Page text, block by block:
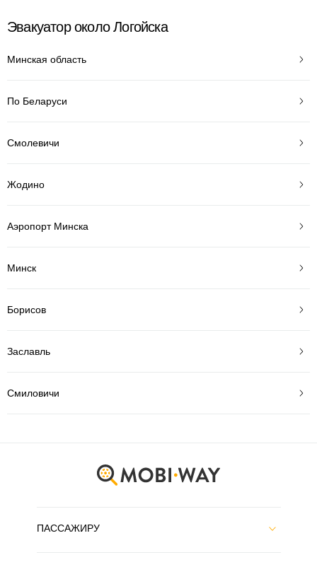
Эвакуатор около Логойска
Минская область
По Беларуси
Смолевичи
Жодино
Аэропорт Минска
Минск
Борисов
Заславль
Смиловичи
ПАССАЖИРУ